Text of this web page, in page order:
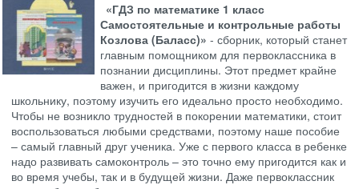
«ГДЗ по математике 1 класс
Самостоятельные и контрольные работы
Козлова (Баласс)» - сборник, который станет
главным помощником для первоклассника в
познании дисциплины. Этот предмет крайне
важен, и пригодится в жизни каждому
школьнику, поэтому изучить его идеально просто необходимо.
Чтобы не возникло трудностей в покорении математики, стоит
воспользоваться любыми средствами, поэтому наше пособие
– самый главный друг ученика. Уже с первого класса в ребенке
надо развивать самоконтроль – это точно ему пригодится как и
во время учебы, так и в будущей жизни. Даже первоклассник